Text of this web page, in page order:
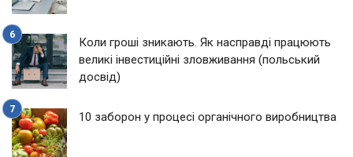
Коли гроші зникають. Як насправді працюють
великі інвестиційні зловживання (польський
досвід)
10 заборон у процесі органічного виробництва